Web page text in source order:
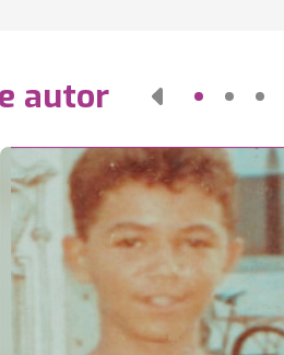
autor